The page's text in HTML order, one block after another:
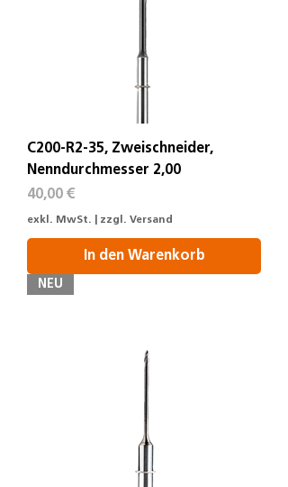
C200-R2-35, Zweischneider,
Nenndurchmesser 2,00
Preis
40,00 €
exkl. MwSt. zzgl. Versand
In den Warenkorb
NEU